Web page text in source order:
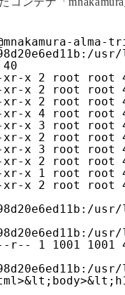
xr-x 2 root root
xr-x 2 root root
xr-x 2 root root
xr-x 4 root root
xr-x 3 root root
xr-x 2 root root
xr-x 3 root root
xr-x 2 root root
xr-x 1 root root
xr-x 2 root root
r-- 1 1001 1001